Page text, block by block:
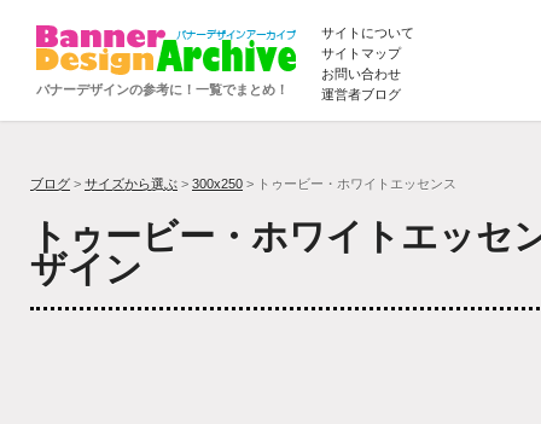
バナーデザインの参考に！一覧でまとめ！
サイトについて
サイトマップ
お問い合わせ
運営者ブログ
ブログ > サイズから選ぶ > 300x250 > トゥービー・ホワイトエッセンス
トゥービー・ホワイトエッセ
ザイン